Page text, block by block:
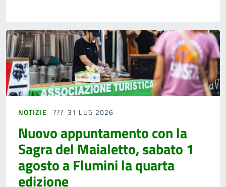
NOTIZIE 31 LUG 2026
Nuovo appuntamento con la
Sagra del Maialetto, sabato 1
agosto a Flumini la quarta
edizione